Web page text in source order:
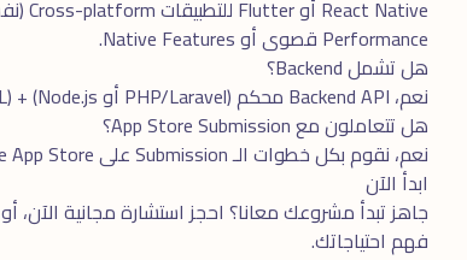
Performance قصوى أو Native Features.
هل تشمل Backend؟
نعم، Backend API محكم (PHP/Laravel أو Node.js) + Database (MySQL/PostgreSQL). كل التطبيقات تأتى بـ Backend جاهز.
هل تتعاملون مع App Store Submission؟
نعم، نقوم بكل خطوات الـ Submission على Apple App Store و Google Play. نتعامل مع الـ Approvals و Rejections.
ابدأ الآن
جاهز تبدأ مشروعك معانا؟ احجز استشارة مجانيةالآن،
فهم احتياجاتك.